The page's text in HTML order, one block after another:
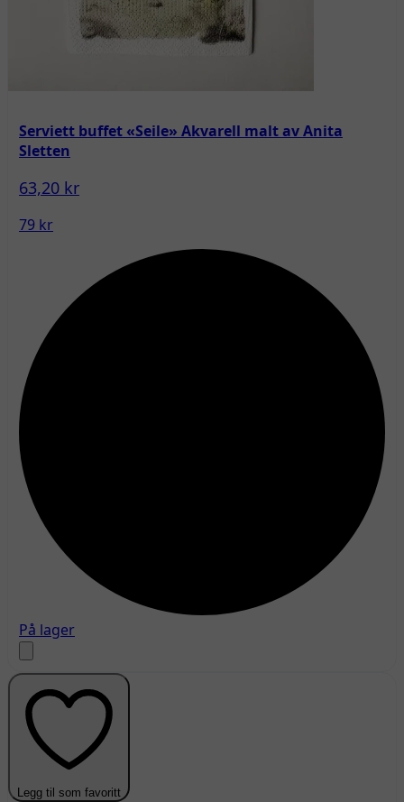
Serviett buffet «Seile» Akvarell malt av Anita
Sletten
63,20 kr
79 kr
På lager
Legg til som favoritt